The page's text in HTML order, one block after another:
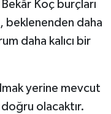
Koç burçları
beklenenden daha
daha kalıcı bir
yerine mevcut
olacaktır.